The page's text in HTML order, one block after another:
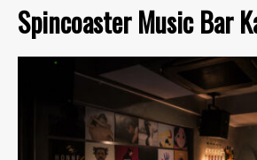
Spincoaster Music Bar